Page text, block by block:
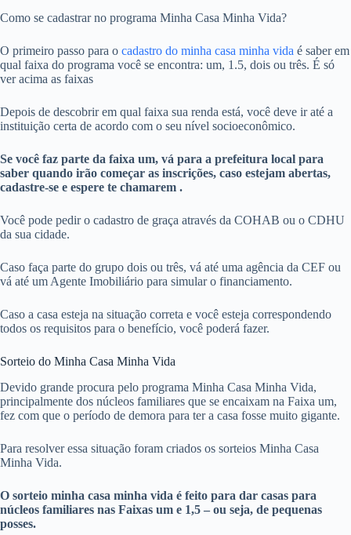
Como se cadastrar no programa Minha Casa Minha Vida?
O primeiro passo para o cadastro do minha casa minha vida é saber em
qual faixa do programa você se encontra: um, 1.5, dois ou três. É só
ver acima as faixas
Depois de descobrir em qual faixa sua renda está, você deve ir até a
instituição certa de acordo com o seu nível socioeconômico.
Se você faz parte da faixa um, vá para a prefeitura local para
saber quando irão começar as inscrições, caso estejam abertas,
cadastre-se e espere te chamarem .
Você pode pedir o cadastro de graça através da COHAB ou o CDHU
da sua cidade.
Caso faça parte do grupo dois ou três, vá até uma agência da CEF ou
vá até um Agente Imobiliário para simular o financiamento.
Caso a casa esteja na situação correta e você esteja correspondendo
todos os requisitos para o benefício, você poderá fazer.
Sorteio do Minha Casa Minha Vida
Devido grande procura pelo programa Minha Casa Minha Vida,
principalmente dos núcleos familiares que se encaixam na Faixa um,
fez com que o período de demora para ter a casa fosse muito gigante.
Para resolver essa situação foram criados os sorteios Minha Casa
Minha Vida.
O sorteio minha casa minha vida é feito para dar casas para
núcleos familiares nas Faixas um e 1,5 – ou seja, de pequenas
posses.